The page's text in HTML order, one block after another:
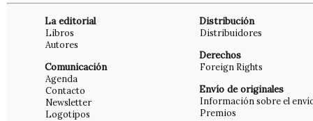
La editorial
Libros
Autores
Comunicación
Agenda
Contacto
Newsletter
Logotipos
Distribución
Distribuidores
Derechos
Foreign Rights
Envío de originales
Información sobre el
Premios